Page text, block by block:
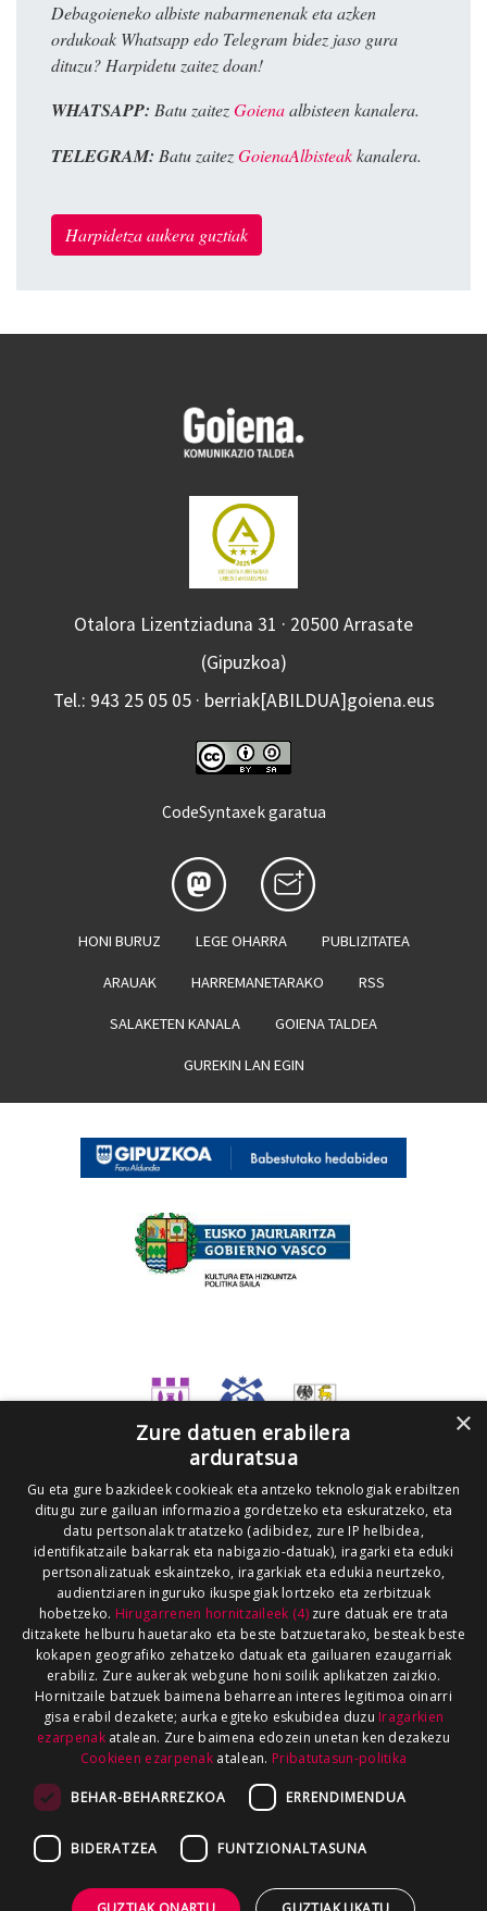
Debagoieneko albiste nabarmenenak eta azken
ordukoak Whatsapp edo Telegram bidez jaso gura
dituzu? Harpidetu zaitez doan!
WHATSAPP: Batu zaitezGoienaalbisteen kanalera.
TELEGRAM: Batu zaitezGoienaAlbisteakkanalera.
Harpidetza aukera guztiak
Otalora Lizentziaduna 31 · 20500 Arrasate
(Gipuzkoa)
Tel.: 943 25 05 05 · berriak[ABILDUA]goiena.eus
CodeSyntaxek garatua
HONI BURUZ LEGE OHARRA PUBLIZITATEA
ARAUAK HARREMANETARAKO RSS
SALAKETEN KANALA GOIENA TALDEA
GUREKIN LAN EGIN
×
Zure datuen erabilera
arduratsua
Gu eta gure bazkideek cookieak eta antzeko teknologiak erabiltzen
ditugu zure gailuan informazioa gordetzeko eta eskuratzeko, eta
datu pertsonalak tratatzeko (adibidez, zure IP helbidea,
identifikatzaile bakarrak eta nabigazio-datuak), iragarki eta eduki
pertsonalizatuak eskaintzeko, iragarkiak eta edukia neurtzeko,
audientziaren inguruko ikuspegiak lortzeko eta zerbitzuak
hobetzeko. Hirugarrenen hornitzaileek (4)zure datuak ere trata
ditzakete helburu hauetarako eta beste batzuetarako, besteak beste
kokapen geografiko zehatzeko datuak eta gailuaren ezaugarriak
erabiliz. Zure aukerak webgune honi soilik aplikatzen zaizkio.
Hornitzaile batzuek baimena beharrean interes legitimoa oinarri
gisa erabil dezakete; aurka egiteko eskubidea duzu Iragarkien
ezarpenakatalean. Zure baimena edozein unetan ken dezakezu
Cookieen ezarpenak atalean. Pribatutasun-politika
BEHAR-BEHARREZKOA ERRENDIMENDUA
BIDERATZEA FUNTZIONALTASUNA